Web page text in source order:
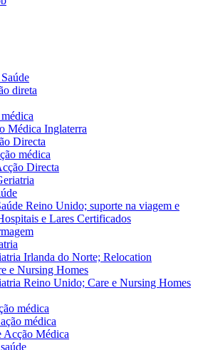
direta
Médica Inglaterra
Directa
médica
Directa
Reino Unido; suporte na viagem e
e Lares Certificados
Irlanda do Norte; Relocation
e Nursing Homes
Reino Unido; Care e Nursing Homes
médica
médica
Acção Médica